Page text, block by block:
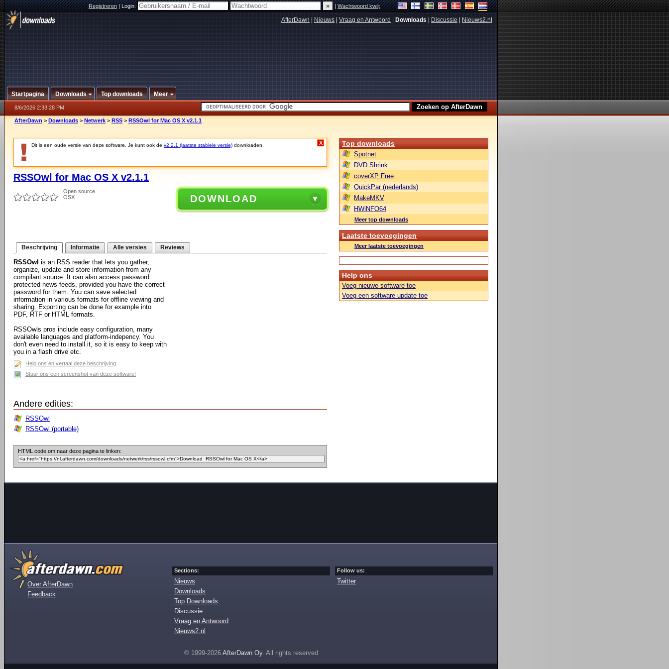
Registreren|Login: |Wachtwoord kwijt
AfterDawn Nieuws Vraag en Antwoord Downloads Discussie Nieuws2.nl
Startpagina Downloads Top downloads Meer
8/6/2026 2:33:28 PM
AfterDawn > Downloads > Netwerk > RSS > RSSOwl for Mac OS X v2.1.1
Dit is een oude versie van deze software. Je kunt ook de v2.2.1 (laatste stabiele versie) downloaden. X
RSSOwl for Mac OS X v2.1.1
Open source
OSX
DOWNLOAD
Beschrijving Informatie Alle versies Reviews
RSSOwl is an RSS reader that lets you gather,
organize, update and store information from any
compilant source. It can also access password
protected news feeds, provided you have the correct
password for them. You can save selected
information in various formats for offline viewing and
sharing. Exporting can be done for example into
PDF, RTF or HTML formats.
RSSOwls pros include easy configuration, many
available languages and platform-indepency. You
don't even need to install it, so it is easy to keep with
you in a flash drive etc.
Help ons en vertaal deze beschrijving
Stuur ons een screenshot van deze software!
Andere edities:
RSSOwl
RSSOwl (portable)
HTML code om naar deze pagina te linken:
Top downloads
Spotnet
DVD Shrink
coverXP Free
QuickPar (nederlands)
MakeMKV
HWiNFO64
Meer top downloads
Laatste toevoegingen
Meer laatste toevoegingen
Help ons
Voeg nieuwe software toe
Voeg een software update toe
Over AfterDawn
Feedback
Sections:
Nieuws
Downloads
Top Downloads
Discussie
Vraag en Antwoord
Nieuws2.nl
Follow us:
Twitter
© 1999-2026 AfterDawn Oy. All rights reserved